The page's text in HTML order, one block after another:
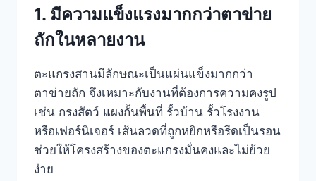
1. มีความแข็งแรงมากกว่าตาข่าย
ถักในหลายงาน
ตะแกรงสานมีลักษณะเป็นแผ่นแข็งมากกว่า
ตาข่ายถัก จึงเหมาะกับงานที่ต้องการความคงรูป
เช่น กรงสัตว์ แผงกั้นพื้นที่ รั้วบ้าน รั้วโรงงาน
หรือเฟอร์นิเจอร์ เส้นลวดที่ถูกหยิกหรือรีดเป็นรอน
ช่วยให้โครงสร้างของตะแกรงมั่นคงและไม่ย้วย
ง่าย